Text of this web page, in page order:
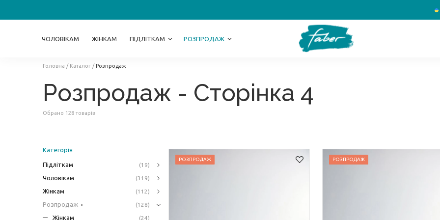
ЧОЛОВІКАМ ЖІНКАМ ПІДЛІТКАМ РОЗПРОДАЖ
Головна / Каталог /Розпродаж
Розпродаж - Сторінка 4
Обрано 128 товарів
Категорія
Підліткам (19)
Чоловікам (319)
Жінкам (112)
Розпродаж (128)
Жінкам (24)
РОЗПРОДАЖ РОЗПРОДАЖ